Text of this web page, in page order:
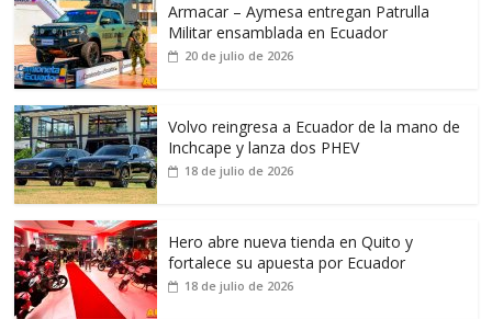
Armacar – Aymesa entregan Patrulla
Militar ensamblada en Ecuador
20 de julio de 2026
Volvo reingresa a Ecuador de la mano de
Inchcape y lanza dos PHEV
18 de julio de 2026
Hero abre nueva tienda en Quito y
fortalece su apuesta por Ecuador
18 de julio de 2026